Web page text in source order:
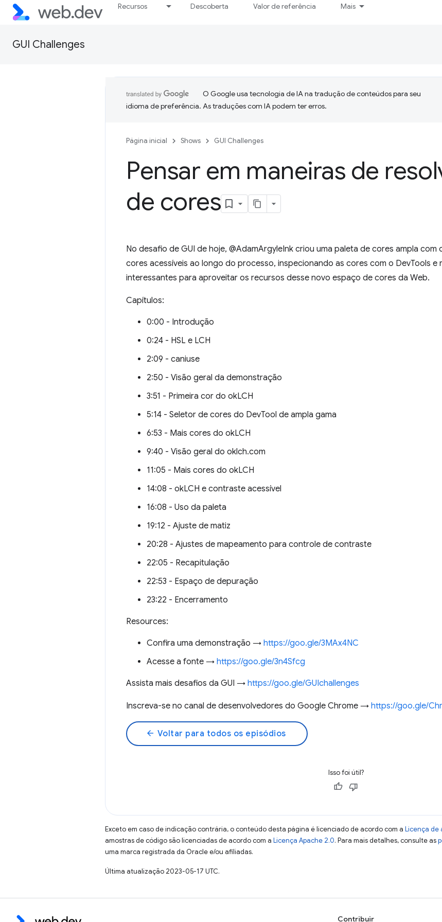
Recursos Descoberta Valor de referência Mais
GUI Challenges
O Google usa tecnologia de IA na tradução de conteúdos para seu
idioma de preferência. As traduções com IA podem ter erros.
Página inicial Shows GUI Challenges
Pensar em maneiras de
de cores
No desafio de GUI de hoje, @AdamArgyleInk criou uma paleta de cores ampla
cores acessíveis ao longo do processo, inspecionando as cores com o DevTools
interessantes para aproveitar os recursos desse novo espaço de cores da Web.
Capítulos:
0:00 - Introdução
0:24 - HSL e LCH
2:09 - caniuse
2:50 - Visão geral da demonstração
3:51 - Primeira cor do okLCH
5:14 - Seletor de cores do DevTool de ampla gama
6:53 - Mais cores do okLCH
9:40 - Visão geral do oklch.com
11:05 - Mais cores do okLCH
14:08 - okLCH e contraste acessível
16:08 - Uso da paleta
19:12 - Ajuste de matiz
20:28 - Ajustes de mapeamento para controle de contraste
22:05 - Recapitulação
22:53 - Espaço de depuração
23:22 - Encerramento
Resources:
Confira uma demonstração → https://goo.gle/3MAx4NC
Acesse a fonte → https://goo.gle/3n4Sfcg
Assista mais desafios da GUI → https://goo.gle/GUIchallenges
Inscreva-se no canal de desenvolvedores do Google Chrome → https://goo.gle/
arrow_back Voltar para todos os episódios
Isso foi útil?
Exceto em caso de indicação contrária, o conteúdo desta página é licenciado de acordo com a Licença de
amostras de código são licenciadas de acordo com a Licença Apache 2.0. Para mais detalhes, consulte as
uma marca registrada da Oracle e/ou afiliadas.
Última atualização 2023-05-17 UTC.
Contribuir